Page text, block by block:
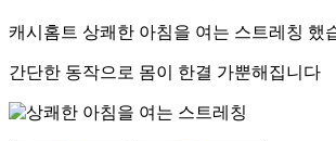
캐시홈트 상쾌한 아침을 여는 스트레칭 했
간단한 동작으로 몸이 한결 가뿐해집니다